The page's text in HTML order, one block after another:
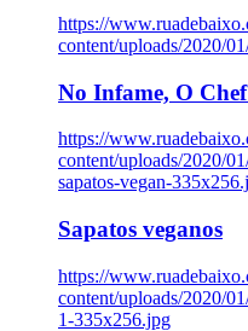
https://
content/uploads/2020/
No Infame, O
https://
content/uploads/2020/
sapatos-vegan-
Sapatos veganos
https://
content/uploads/2020/
1-335x256.jpg